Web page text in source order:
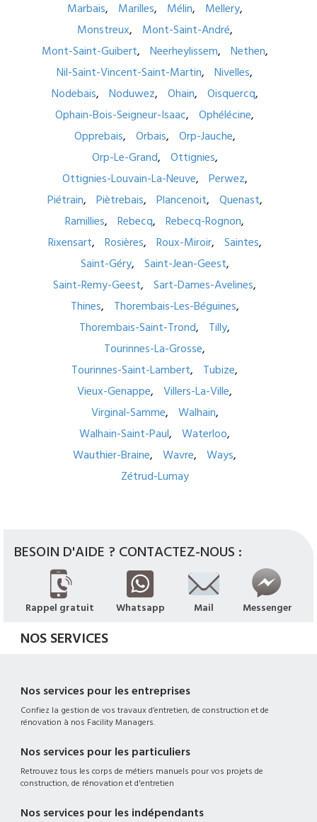
Marbais
Marilles Mélin
Mellery
Monstreux
Mont-Saint-André
Mont-Saint-Guibert
Neerheylissem
Nethen
Nil-Saint-Vincent-Saint-Martin
Nivelles
Nodebais
Noduwez Ohain
Oisquercq
Ophain-Bois-Seigneur-Isaac
Ophélécine
Opprebais
Orbais
Orp-Jauche
Orp-Le-Grand
Ottignies
Ottignies-Louvain-La-Neuve
Perwez
Piétrain
Piètrebais Plancenoit
Quenast
Ramillies
Rebecq
Rebecq-Rognon
Rixensart
Rosières Roux-Miroir
Saintes
Saint-Géry
Saint-Jean-Geest
Saint-Remy-Geest
Sart-Dames-Avelines
Thines
Thorembais-Les-Béguines
Thorembais-Saint-Trond
Tilly
Tourinnes-La-Grosse
Tourinnes-Saint-Lambert
Tubize
Vieux-Genappe
Villers-La-Ville
Virginal-Samme
Walhain
Walhain-Saint-Paul
Waterloo
Wauthier-Braine
Wavre
Ways
Zétrud-Lumay
BESOIN D'AIDE ? CONTACTEZ-NOUS :
Rappel gratuit Whatsapp Mail Messenger
NOS SERVICES
Nos services pour les entreprises
Confiez la gestion de vos travaux d’entretien, de construction et de
rénovation à nos Facility Managers.
Nos services pour les particuliers
Retrouvez tous les corps de métiers manuels pour vos projets de
construction, de rénovation et d'entretien
Nos services pour les indépendants